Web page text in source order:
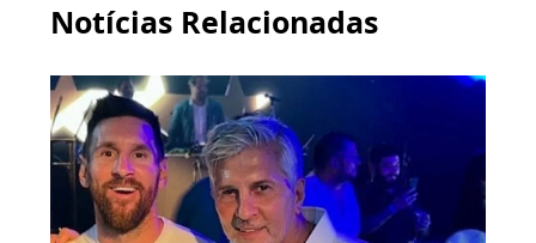
Notícias Relacionadas